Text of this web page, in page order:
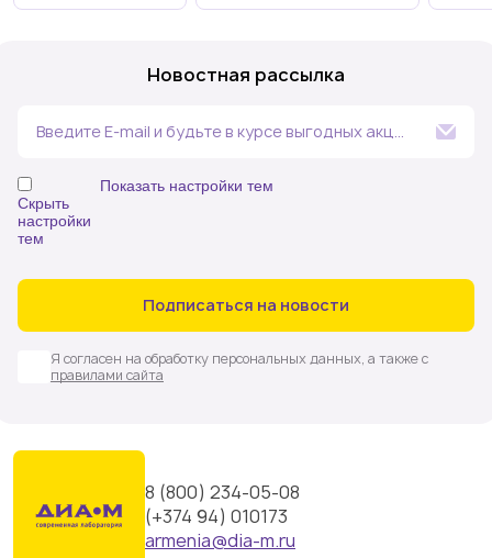
Новостная рассылка
Введите E-mail и будьте в курсе выгодных акций
Подписаться на новости
Я согласен на обработку персональных данных, а также с
правилами сайта
Показать настройки тем
Скрыть
настройки
тем
промышленности
Аналитическая химия (в т.ч. спектральные,
Белковый и клеточный анализ
Микробиология
оборудование
Все новости
8 (800) 234-05-08
(+374 94) 010173
armenia@dia-m.ru